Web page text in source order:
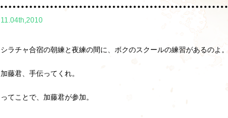
11.04th,2010
シラチャ合宿の朝練と夜練の間に、ボクのスクールの練習があるのよ。
加藤君、手伝ってくれ。
ってことで、加藤君が参加。